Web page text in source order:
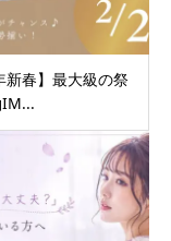
新春】最大級の祭